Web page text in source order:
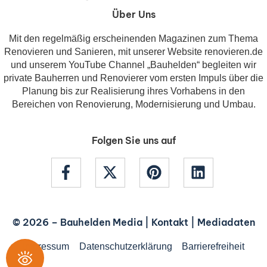
Über Uns
Mit den regelmäßig erscheinenden Magazinen zum Thema
Renovieren und Sanieren, mit unserer Website renovieren.de
und unserem YouTube Channel „Bauhelden“ begleiten wir
private Bauherren und Renovierer vom ersten Impuls über die
Planung bis zur Realisierung ihres Vorhabens in den
Bereichen von Renovierung, Modernisierung und Umbau.
Folgen Sie uns auf
© 2026 – Bauhelden Media| Kontakt| Mediadaten
Impressum Datenschutzerklärung Barrierefreiheit